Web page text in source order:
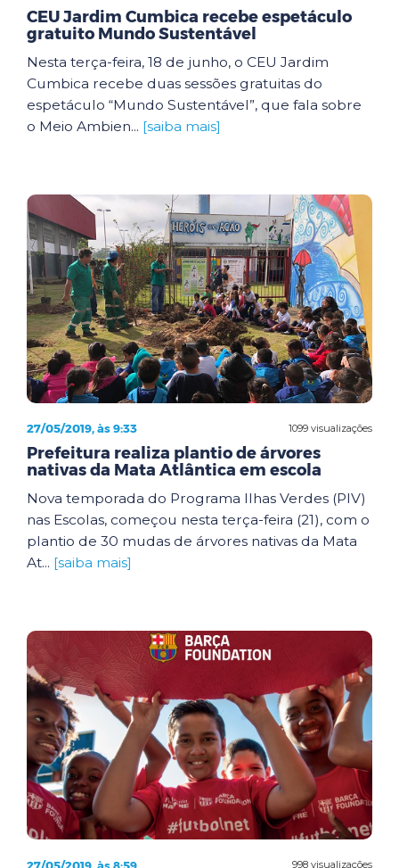
CEU Jardim Cumbica recebe espetáculo
gratuito Mundo Sustentável
Nesta terça-feira, 18 de junho, o CEU Jardim
Cumbica recebe duas sessões gratuitas do
espetáculo “Mundo Sustentável”, que fala sobre
o Meio Ambien... [saiba mais]
1099 visualizações
27/05/2019, às 9:33
Prefeitura realiza plantio de árvores
nativas da Mata Atlântica em escola
Nova temporada do Programa Ilhas Verdes (PIV)
nas Escolas, começou nesta terça-feira (21), com o
plantio de 30 mudas de árvores nativas da Mata
At... [saiba mais]
998 visualizações
27/05/2019, às 8:59